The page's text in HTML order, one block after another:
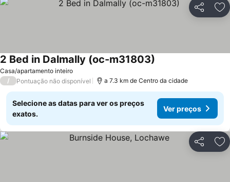
Partilhar
Casa/apartamento inteiro
2 Bed in Dalmally (oc-m31803)
/ Pontuação não disponível a 7.3 km de Centro da cidade
Selecione as datas para ver os preços
exatos.
Ver preços
Partilhar